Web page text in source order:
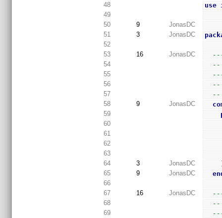
48
use
49
50
9
JonasDC
51
3 JonasDC
52
53
16 JonasDC
54
--
55
56
--
57
58
9 JonasDC
59
60
61
62
63
64
3 JonasDC
65
9 JonasDC
66
67
16 JonasDC
68
--
69